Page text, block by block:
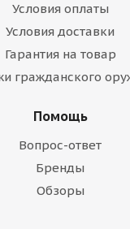
Условия оплаты
Условия доставки
Гарантия на товар
гражданского
Помощь
Вопрос-ответ
Бренды
Обзоры